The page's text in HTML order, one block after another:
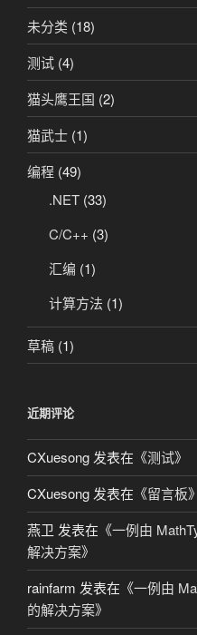
未分类 (18)
测试 (4)
猫头鹰王国 (2)
猫武士 (1)
编程 (49)
.NET (33)
C/C++ (3)
汇编 (1)
计算方法 (1)
草稿 (1)
近期评论
CXuesong发表在《测试》
CXuesong发表在《留言板》
燕卫 发表在《一例由
解决方案》
rainfarm 发表在《一例由
的解决方案》